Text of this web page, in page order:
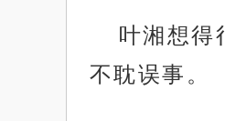
叶湘想得
不耽误事。